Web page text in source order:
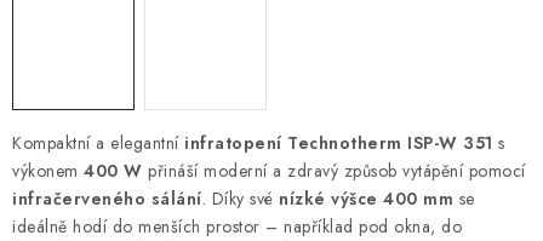
Slovník pojmů
Zpětný odběr elektrozařízení a baterií
Návody
Novinky Blog Reference Katalog
Kompaktní a elegantní infratopení Technotherm ISP-W 351 s
výkonem 400 W přináší moderní a zdravý způsob vytápění pomocí
infračerveného sálání. Díky své nízké výšce 400 mm se
ideálně hodí do menších prostor – například pod okna, do